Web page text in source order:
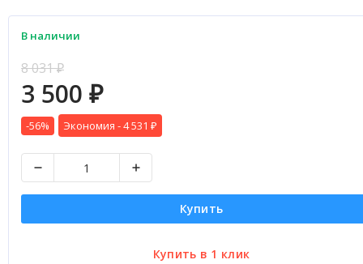
В наличии
8 031₽
3 500 ₽
-56% Экономия -4 531 ₽
Купить